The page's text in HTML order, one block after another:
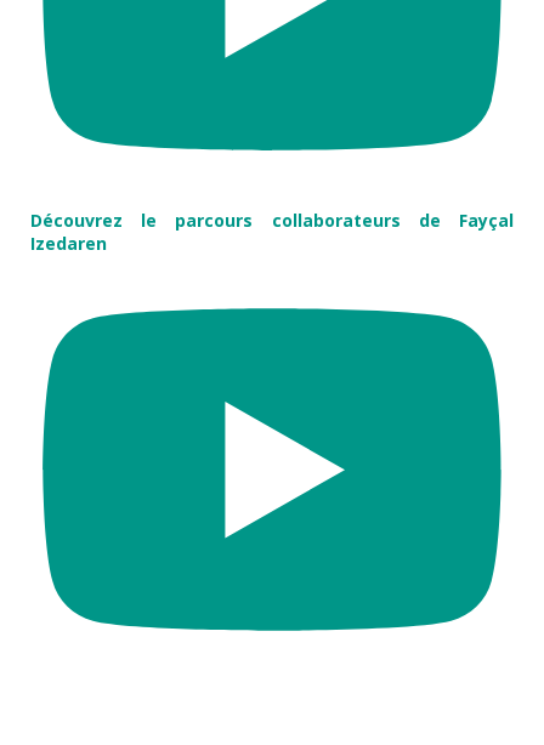
Découvrez le parcours collaborateurs de Fayçal
Izedaren